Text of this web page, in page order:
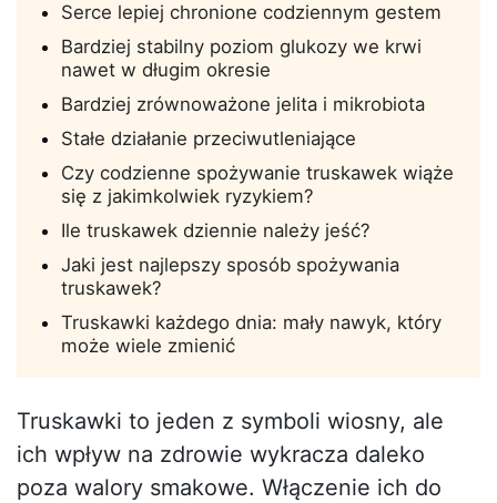
Serce lepiej chronione codziennym gestem
Bardziej stabilny poziom glukozy we krwi
nawet w długim okresie
Bardziej zrównoważone jelita i mikrobiota
Stałe działanie przeciwutleniające
Czy codzienne spożywanie truskawek wiąże
się z jakimkolwiek ryzykiem?
Ile truskawek dziennie należy jeść?
Jaki jest najlepszy sposób spożywania
truskawek?
Truskawki każdego dnia: mały nawyk, który
może wiele zmienić
Truskawki to jeden z symboli wiosny, ale
ich wpływ na zdrowie wykracza daleko
poza walory smakowe. Włączenie ich do